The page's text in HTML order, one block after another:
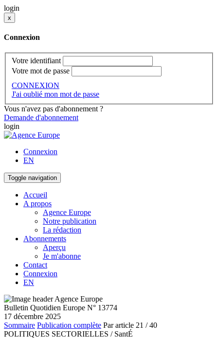
login
x
Connexion
Votre identifiant
Votre mot de passe
CONNEXION
J'ai oublié mon mot de passe
Vous n'avez pas d'abonnement ?
Demande d'abonnement
login
Connexion
EN
Toggle navigation
Accueil
A propos
Agence Europe
Notre publication
La rédaction
Abonnements
Aperçu
Je m'abonne
Contact
Connexion
EN
Bulletin Quotidien Europe N° 13774
17 décembre 2025
Sommaire Publication complète Par article 21 / 40
POLITIQUES SECTORIELLES / SantÉ